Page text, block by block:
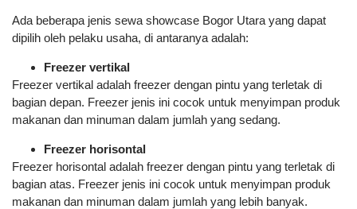
Ada beberapa jenis sewa showcase Bogor Utara yang dapat
dipilih oleh pelaku usaha, di antaranya adalah:
Freezer vertikal
Freezer vertikal adalah freezer dengan pintu yang terletak di
bagian depan. Freezer jenis ini cocok untuk menyimpan produk
makanan dan minuman dalam jumlah yang sedang.
Freezer horisontal
Freezer horisontal adalah freezer dengan pintu yang terletak di
bagian atas. Freezer jenis ini cocok untuk menyimpan produk
makanan dan minuman dalam jumlah yang lebih banyak.